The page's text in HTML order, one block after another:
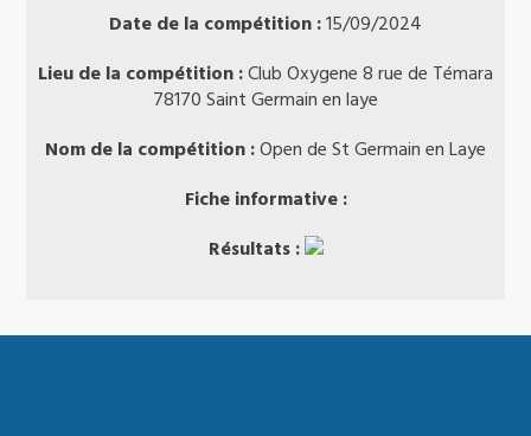
Date de la compétition :15/09/2024
Lieu de la compétition :Club Oxygene 8 rue de Témara
78170 Saint Germain en laye
Nom de la compétition :Open de St Germain en Laye
Fiche informative :
Résultats :